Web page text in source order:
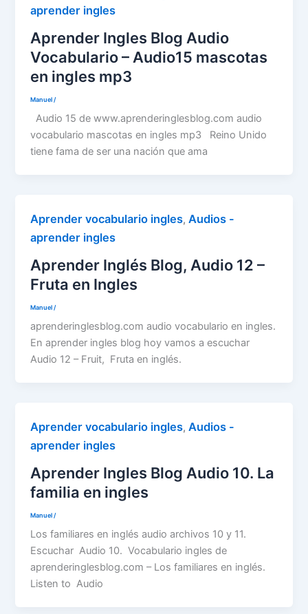
aprender ingles
Aprender Ingles Blog Audio
Vocabulario – Audio15 mascotas
en ingles mp3
Manuel/
Audio 15 de www.aprenderinglesblog.com audio
vocabulario mascotas en ingles mp3 Reino Unido
tiene fama de ser una nación que ama
Aprender vocabulario ingles,Audios -
aprender ingles
Aprender Inglés Blog, Audio 12 –
Fruta en Ingles
Manuel/
aprenderinglesblog.com audio vocabulario en ingles.
En aprender ingles blog hoy vamos a escuchar
Audio 12 – Fruit, Fruta en inglés.
Aprender vocabulario ingles,Audios -
aprender ingles
Aprender Ingles Blog Audio 10. La
familia en ingles
Manuel/
Los familiares en inglés audio archivos 10 y 11.
Escuchar Audio 10. Vocabulario ingles de
aprenderinglesblog.com – Los familiares en inglés.
Listen to Audio